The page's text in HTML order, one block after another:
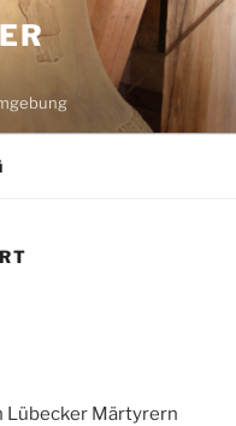
Lübecker Märtyrern